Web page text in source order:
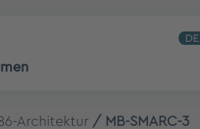
DE
Architektur MB-SMARC-3